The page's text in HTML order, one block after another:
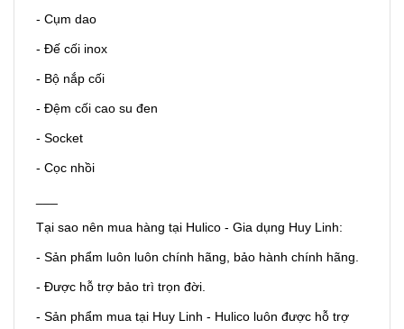
- Cụm dao
- Đế cối inox
- Bộ nắp cối
- Đệm cối cao su đen
- Socket
- Cọc nhồi
Tại sao nên mua hàng tại Hulico - Gia dụng Huy Linh:
- Sản phẩm luôn luôn chính hãng, bảo hành chính hãng.
- Được hỗ trợ bảo trì trọn đời.
- Sản phẩm mua tại Huy Linh - Hulico luôn được hỗ trợ